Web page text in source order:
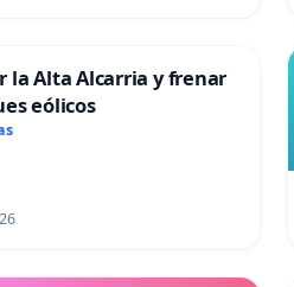
la Alta Alcarria y frenar
eólicos